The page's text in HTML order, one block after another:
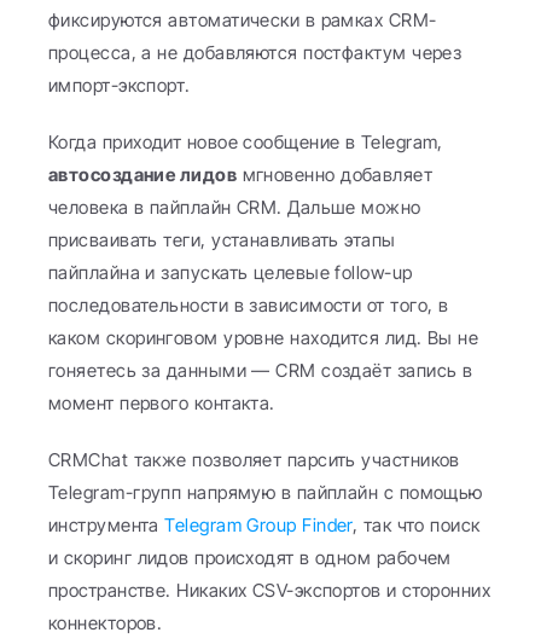
фиксируются автоматически в рамках CRM-
процесса, а не добавляются постфактум через
импорт-экспорт.
автосоздание лидов мгновенно добавляет
человека в пайплайн CRM. Дальше можно
присваивать теги, устанавливать этапы
пайплайна и запускать целевые follow-up
последовательности в зависимости от того, в
каком скоринговом уровне находится лид. Вы не
гоняетесь за данными — CRM создаёт запись в
момент первого контакта.
CRMChat также позволяет парсить участников
Telegram-групп напрямую в пайплайн с помощью
инструмента Telegram Group Finder, так что поиск
и скоринг лидов происходят в одном рабочем
пространстве. Никаких CSV-экспортов и сторонних
коннекторов.